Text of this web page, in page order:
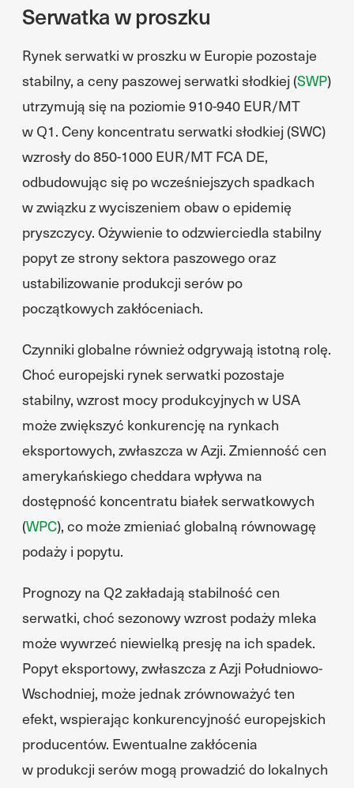
Serwatka w proszku
Rynek serwatki w proszku w Europie pozostaje
stabilny, a ceny paszowej serwatki słodkiej (SWP)
utrzymują się na poziomie 910-940 EUR/MT
w Q1. Ceny koncentratu serwatki słodkiej (SWC)
wzrosły do 850-1000 EUR/MT FCA DE,
odbudowując się po wcześniejszych spadkach
w związku z wyciszeniem obaw o epidemię
pryszczycy. Ożywienie to odzwierciedla stabilny
popyt ze strony sektora paszowego oraz
ustabilizowanie produkcji serów po
początkowych zakłóceniach.
Czynniki globalne również odgrywają istotną rolę.
Choć europejski rynek serwatki pozostaje
stabilny, wzrost mocy produkcyjnych w USA
może zwiększyć konkurencję na rynkach
eksportowych, zwłaszcza w Azji. Zmienność cen
amerykańskiego cheddara wpływa na
dostępność koncentratu białek serwatkowych
(WPC), co może zmieniać globalną równowagę
podaży i popytu.
Prognozy na Q2 zakładają stabilność cen
serwatki, choć sezonowy wzrost podaży mleka
może wywrzeć niewielką presję na ich spadek.
Popyt eksportowy, zwłaszcza z Azji Południowo-
Wschodniej, może jednak zrównoważyć ten
efekt, wspierając konkurencyjność europejskich
producentów. Ewentualne zakłócenia
w produkcji serów mogą prowadzić do lokalnych